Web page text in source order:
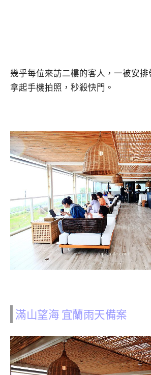
幾乎每位來訪二樓的客人，一被安
拿起手機拍照，秒殺快門。
滿山望海 宜蘭雨天備案